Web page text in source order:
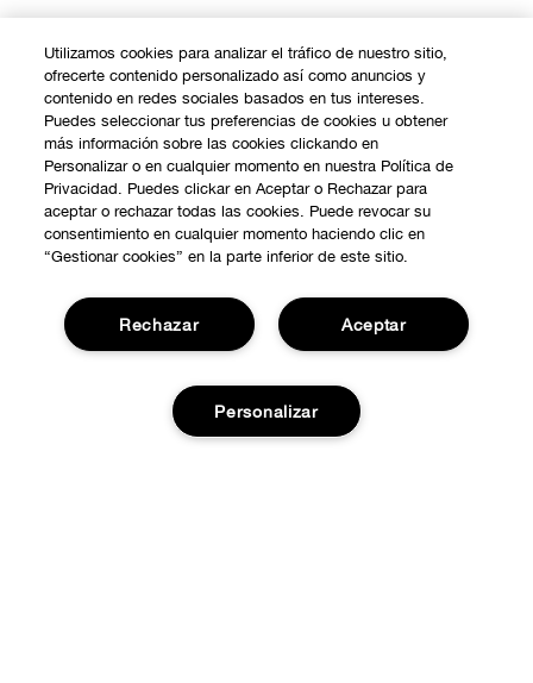
COMPRAR
Promociones
Utilizamos cookies para analizar el tráfico de nuestro sitio,
ofrecerte contenido personalizado así como anuncios y
contenido en redes sociales basados en tus intereses.
Puedes seleccionar tus preferencias de cookies u obtener
más información sobre las cookies clickando en
Personalizar o en cualquier momento en nuestra Política de
Privacidad. Puedes clickar en Aceptar o Rechazar para
aceptar o rechazar todas las cookies. Puede revocar su
consentimiento en cualquier momento haciendo clic en
“Gestionar cookies” en la parte inferior de este sitio.
Aceptar
Rechazar
Personalizar